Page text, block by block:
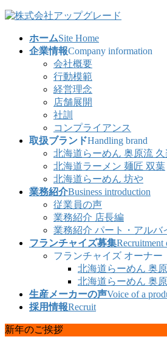
コ
ナ
ホームSite Home
企業情報Company information
会社概要
行動模範
経営理念
店舗展開
社訓
コンプライアンス
取扱ブランドHandling brand
北海道らーめん 奥原流 久
北海道ラーメン 麺匠 双葉
北海道らーめん 坊や
業務紹介Business introduction
従業員の声
業務紹介 店長編
業務紹介 パート・アルバ
フランチャイズ募集Recruitment
フランチャイズ オーナー
北海道らーめん 奥
北海道らーめん 奥
生産メーカーの声Voice of a
採用情報Recruit
新年のご挨拶